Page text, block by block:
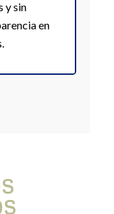
y sin
en